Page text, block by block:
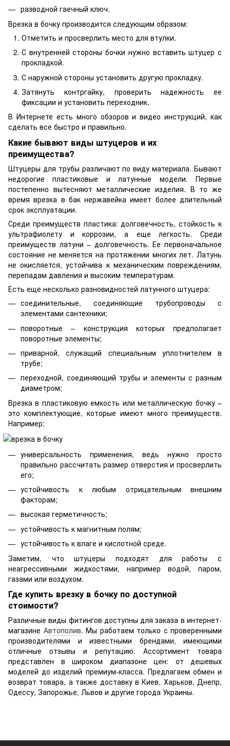
разводной гаечный ключ.
Врезка в бочку производится следующим образом:
Отметить и просверлить место для втулки.
С внутренней стороны бочки нужно вставить штуцер с
прокладкой.
С наружной стороны установить другую прокладку.
Затянуть контргайку, проверить надежность ее
фиксации и установить переходник.
В Интернете есть много обзоров и видео инструкций, как
сделать все быстро и правильно.
Какие бывают виды штуцеров и их
преимущества?
Штуцеры для трубы различают по виду материала. Бывают
недорогие пластиковые и латунные модели. Первые
постепенно вытесняют металлические изделия. В то же
время врезка в бак нержавейка имеет более длительный
срок эксплуатации.
Среди преимуществ пластика: долговечность, стойкость к
ультрафиолету и коррозии, а еще легкость. Среди
преимуществ латуни – долговечность. Ее первоначальное
состояние не меняется на протяжении многих лет. Латунь
не окисляется, устойчива к механическим повреждениям,
перепадам давления и высоким температурам.
Есть еще несколько разновидностей латунного штуцера:
соединительные, соединяющие трубопроводы с
элементами сантехники;
поворотные – конструкция которых предполагает
поворотные элементы;
приварной, служащий специальным уплотнителем в
трубе;
переходной, соединяющий трубы и элементы с разным
диаметром;
Врезка в пластиковую емкость или металлическую бочку –
это комплектующие, которые имеют много преимуществ.
Например:
универсальность применения, ведь нужно просто
правильно рассчитать размер отверстия и просверлить
его;
устойчивость к любым отрицательным внешним
факторам;
высокая герметичность;
устойчивость к магнитным полям;
устойчивость к влаге и кислотной среде.
Заметим, что штуцеры подходят для работы с
неагрессивными жидкостями, например водой, паром,
газами или воздухом.
Где купить врезку в бочку по доступной
стоимости?
Различные виды фитингов доступны для заказа в интернет-
магазине Автополив. Мы работаем только с проверенными
производителями и известными брендами, имеющими
отличные отзывы и репутацию. Ассортимент товара
представлен в широком диапазоне цен: от дешевых
моделей до изделий премиум-класса. Предлагаем обмен и
возврат товара, а также доставку в Киев, Харьков, Днепр,
Одессу, Запорожье, Львов и другие города Украины.